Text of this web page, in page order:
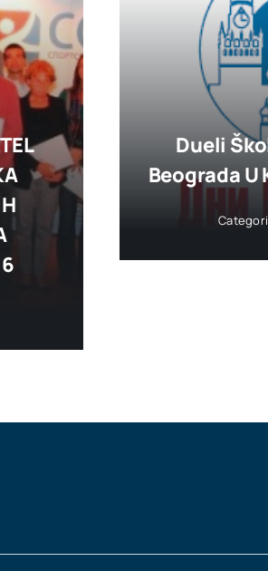
Dueli
Beograda U